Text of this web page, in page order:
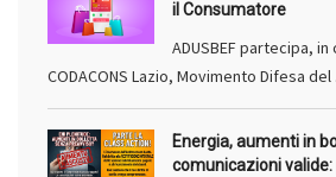
il Consumatore
ADUSBEF partecipa,
CODACONS Lazio, Movimento Difesa del
Energia, aumenti in
comunicazioni